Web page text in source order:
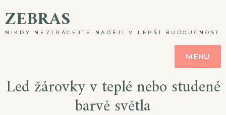
toZEBRAS
NIKDY NEZTRÁCEJTE NADĚJI V LEPŠÍ
MENU
Led žárovky v teplé nebo studené
barvě světla